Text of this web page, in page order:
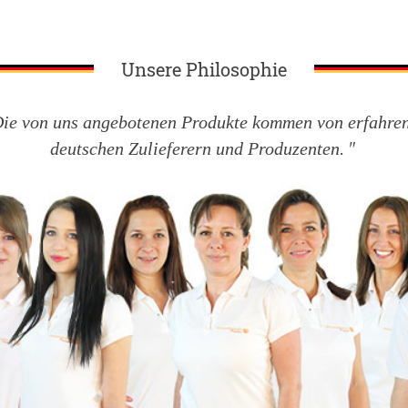
Unsere Philosophie
von uns angebotenen Produkte kommen von
deutschen Zulieferern und Produzenten.